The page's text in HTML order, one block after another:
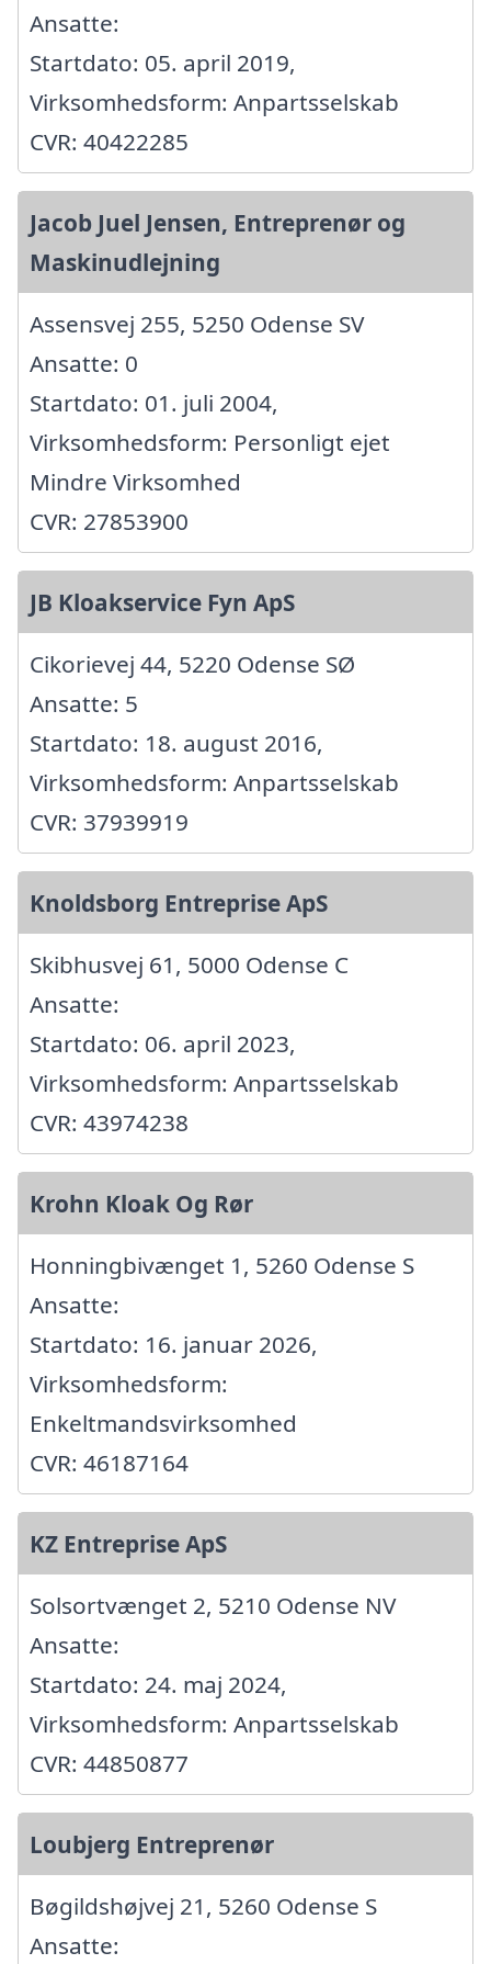
Ansatte:
Startdato: 05. april 2019,
Virksomhedsform: Anpartsselskab
CVR: 40422285
Jacob Juel Jensen, Entreprenør og
Maskinudlejning
Assensvej 255, 5250 Odense SV
Ansatte: 0
Startdato: 01. juli 2004,
Virksomhedsform: Personligt ejet
Mindre Virksomhed
CVR: 27853900
JB Kloakservice Fyn ApS
Cikorievej 44, 5220 Odense SØ
Ansatte: 5
Startdato: 18. august 2016,
Virksomhedsform: Anpartsselskab
CVR: 37939919
Knoldsborg Entreprise ApS
Skibhusvej 61, 5000 Odense C
Ansatte:
Startdato: 06. april 2023,
Virksomhedsform: Anpartsselskab
CVR: 43974238
Krohn Kloak Og Rør
Honningbivænget 1, 5260 Odense S
Ansatte:
Startdato: 16. januar 2026,
Virksomhedsform:
Enkeltmandsvirksomhed
CVR: 46187164
KZ Entreprise ApS
Solsortvænget 2, 5210 Odense NV
Ansatte:
Startdato: 24. maj 2024,
Virksomhedsform: Anpartsselskab
CVR: 44850877
Loubjerg Entreprenør
Bøgildshøjvej 21, 5260 Odense S
Ansatte: